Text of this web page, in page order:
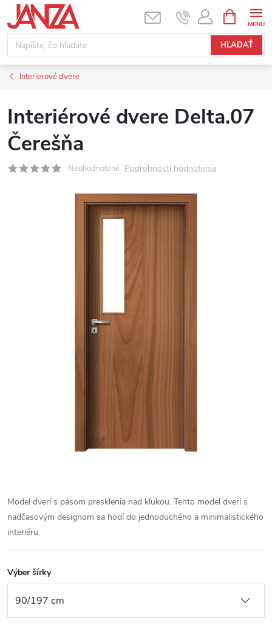
Prejsť na obsah
HĽADAŤ
Interierové dvere
Interiérové dvere Delta.07
Čerešňa
Neohodnotené Podrobnosti hodnotenia
Model dverí s pásom presklenia nad kľukou. Tento model dverí s
nadčasovým designom sa hodí do jednoduchého a minimalistického
interiéru.
Výber šírky